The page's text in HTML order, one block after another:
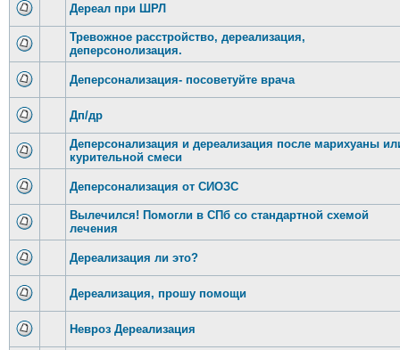
Дереал при ШРЛ
Тревожное расстройство, дереализация,
деперсонолизация.
Деперсонализация- посоветуйте врача
Дп/др
Деперсонализация и дереализация после марихуаны
курительной смеси
Деперсонализация от СИОЗС
Вылечился! Помогли в СПб со стандартной схемой
лечения
Дереализация ли это?
Дереализация, прошу помощи
Невроз Дереализация